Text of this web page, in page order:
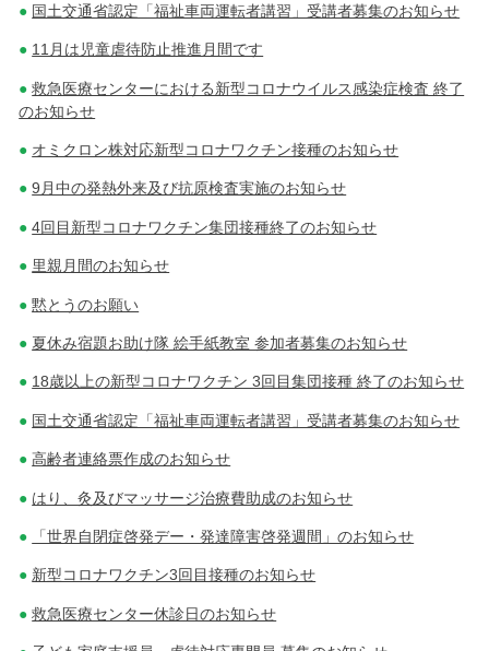
国土交通省認定「福祉車両運転者講習」受講者募集のお知らせ
11月は児童虐待防止推進月間です
救急医療センターにおける新型コロナウイルス感染症検査 終了
のお知らせ
オミクロン株対応新型コロナワクチン接種のお知らせ
9月中の発熱外来及び抗原検査実施のお知らせ
4回目新型コロナワクチン集団接種終了のお知らせ
里親月間のお知らせ
黙とうのお願い
夏休み宿題お助け隊 絵手紙教室 参加者募集のお知らせ
18歳以上の新型コロナワクチン 3回目集団接種 終了のお知らせ
国土交通省認定「福祉車両運転者講習」受講者募集のお知らせ
高齢者連絡票作成のお知らせ
はり、灸及びマッサージ治療費助成のお知らせ
「世界自閉症啓発デー・発達障害啓発週間」のお知らせ
新型コロナワクチン3回目接種のお知らせ
救急医療センター休診日のお知らせ